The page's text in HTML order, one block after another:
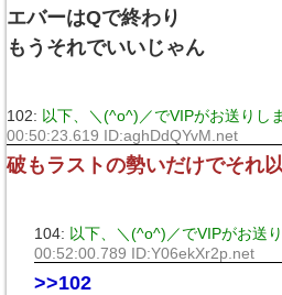
エバーはQで終わり
もうそれでいいじゃん
102: 以下、＼(^o^)／でVIPがお送りし
00:50:23.619 ID:aghDdQYvM.net
破もラストの勢いだけでそれ
104: 以下、＼(^o^)／でVIPがお送
00:52:00.789 ID:Y06ekXr2p.net
>>102